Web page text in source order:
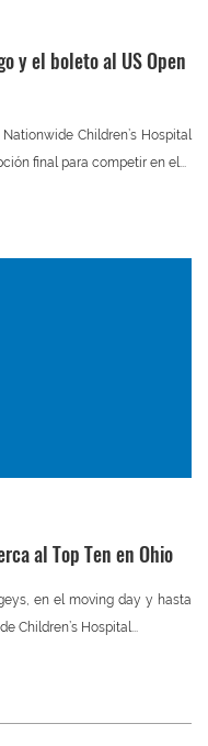
y el boleto al US Open
Children’s Hospital
final para competir en el...
al Top Ten en Ohio
en el moving day y hasta
Children’s Hospital...